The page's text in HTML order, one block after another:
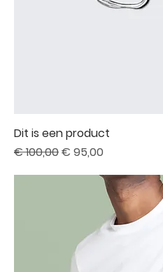
Dit is een product
Normale prijs
€ 100,00Verkoopprijs
€ 95,00